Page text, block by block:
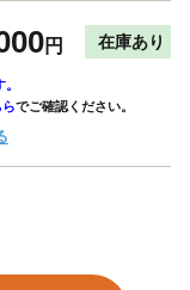
円 在庫あり
らでご確認ください。